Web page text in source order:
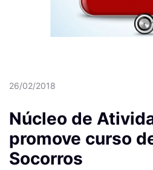
26/02/2018
Núcleo de
promove curso
Socorros